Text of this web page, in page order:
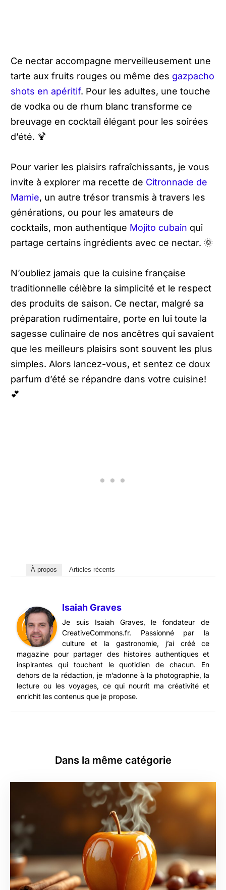
Ce nectar accompagne merveilleusement une
tarte aux fruits rouges ou même des gazpacho
shots en apéritif. Pour les adultes, une touche
de vodka ou de rhum blanc transforme ce
breuvage en cocktail élégant pour les soirées
d’été. 🍹
Pour varier les plaisirs rafraîchissants, je vous
invite à explorer ma recette de Citronnade de
Mamie, un autre trésor transmis à travers les
générations, ou pour les amateurs de
cocktails, mon authentique Mojito cubain qui
partage certains ingrédients avec ce nectar. 🌞
N’oubliez jamais que la cuisine française
traditionnelle célèbre la simplicité et le respect
des produits de saison. Ce nectar, malgré sa
préparation rudimentaire, porte en lui toute la
sagesse culinaire de nos ancêtres qui savaient
que les meilleurs plaisirs sont souvent les plus
simples. Alors lancez-vous, et sentez ce doux
parfum d’été se répandre dans votre cuisine!
💕
À propos Articles récents
Isaiah Graves
Je suis Isaiah Graves, le fondateur de
CreativeCommons.fr. Passionné par la
culture et la gastronomie, j’ai créé ce
magazine pour partager des histoires authentiques et
inspirantes qui touchent le quotidien de chacun. En
dehors de la rédaction, je m’adonne à la photographie, la
lecture ou les voyages, ce qui nourrit ma créativité et
enrichit les contenus que je propose.
Dans la même catégorie